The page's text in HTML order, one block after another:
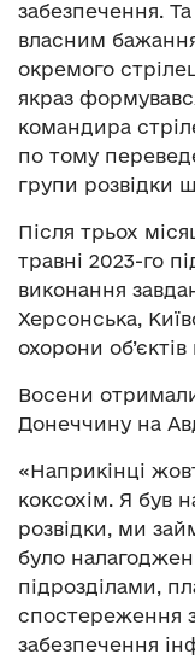
забезпечення. Та
власним
окремого
якраз
командира
по тому
групи розвідки
Після трьох
травні 2023-го
виконання
Херсонська,
охорони
Восени
Донеччину на
«Наприкінці
коксохім. Я був
розвідки, ми
було
підрозділами,
спостереження
забезпечення